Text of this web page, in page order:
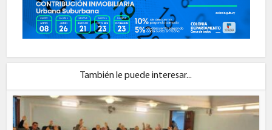
También le puede interesar...